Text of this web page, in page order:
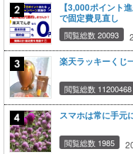
【3,000ポイント
で固定費見直し
閲覧総数 20093
楽天ラッキーくじ
閲覧総数 11200468
スマホは常に手元
閲覧総数 1985